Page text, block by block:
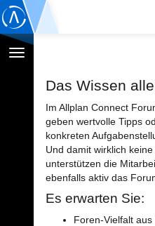
Navigation
Das Wissen
Im Allplan Connect
geben wertvolle Tipps
konkreten
Und damit wirklich
unterstützen die
ebenfalls aktiv das
Es erwarten Sie:
Foren-Vielfalt aus